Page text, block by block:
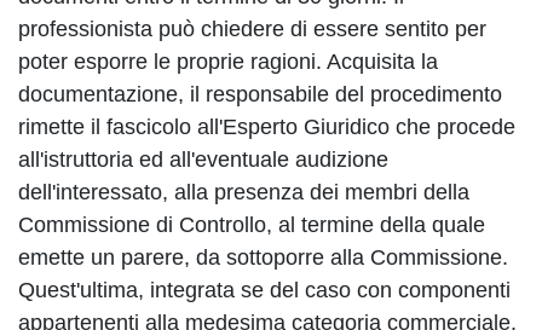
professionista può chiedere di essere sentito per
poter esporre le proprie ragioni. Acquisita la
documentazione, il responsabile del procedimento
rimette il fascicolo all'Esperto Giuridico che procede
all'istruttoria ed all'eventuale audizione
dell'interessato, alla presenza dei membri della
Commissione di Controllo, al termine della quale
emette un parere, da sottoporre alla Commissione.
Quest'ultima, integrata se del caso con componenti
appartenenti alla medesima categoria commerciale,